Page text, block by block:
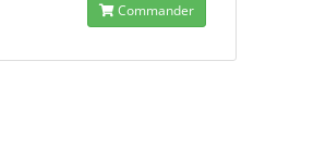
Commander